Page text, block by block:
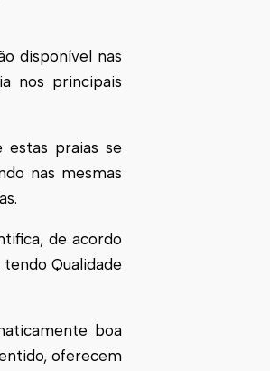
disponível nas
nos principais
estas praias se
nas mesmas
de acordo
Qualidade
boa
oferecem